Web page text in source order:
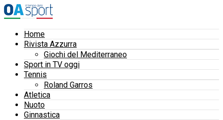
Home
Rivista Azzurra
Giochi del Mediterraneo
Sport in TV oggi
Tennis
Roland Garros
Atletica
Nuoto
Ginnastica